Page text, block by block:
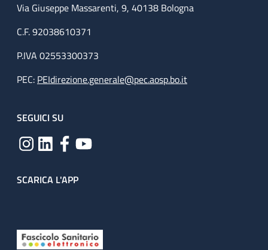
Via Giuseppe Massarenti, 9, 40138 Bologna
C.F. 92038610371
P.IVA 02553300373
PEC: PEIdirezione.generale@pec.aosp.bo.it
SEGUICI SU
SCARICA L'APP